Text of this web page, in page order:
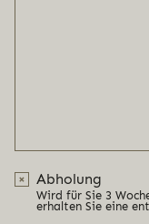
Abholung
Wird für Sie 3
erhalten Sie eine